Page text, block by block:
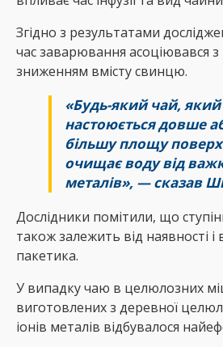
Згідно з результатами
час заварювання асоціювався
зниженням вмісту свинцю.
«Будь-який чай, який
настоюється довше
більшу площу
очищає воду від
металів», — сказав
Дослідники помітили, що
також залежить від наявності і
пакетика.
У випадку чаю в целюлозних
виготовлених з деревної
іонів металів відбувалося